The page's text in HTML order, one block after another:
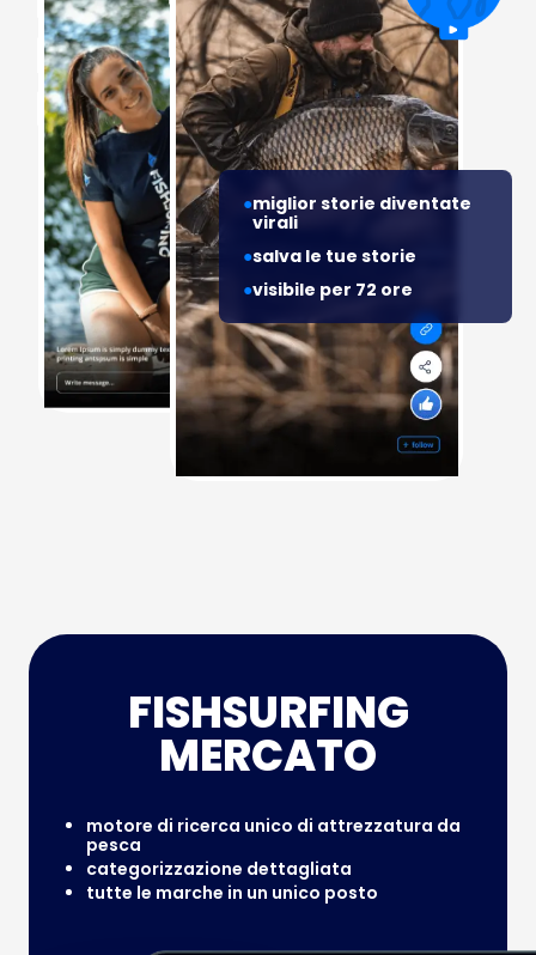
miglior storie diventate
virali
salva le tue storie
visibile per 72 ore
FISHSURFING
MERCATO
motore di ricerca unico di attrezzatura da
pesca
categorizzazione dettagliata
tutte le marche in un unico posto